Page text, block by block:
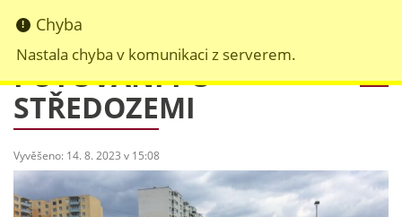
PUTOVÁNÍ PO
STŘEDOZEMI
Vyvěšeno: 14. 8. 2023 v 15:08
Chyba
Nastala chyba v komunikaci z serverem.